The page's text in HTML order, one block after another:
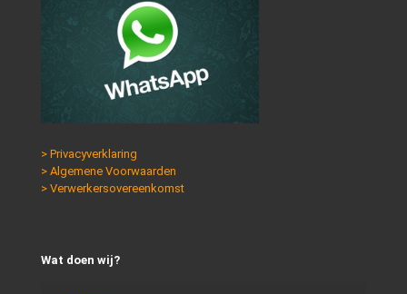
> Privacyverklaring
> Algemene Voorwaarden
> Verwerkersovereenkomst
Wat doen wij?